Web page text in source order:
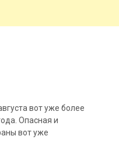
вот уже более
Опасная и
вот уже